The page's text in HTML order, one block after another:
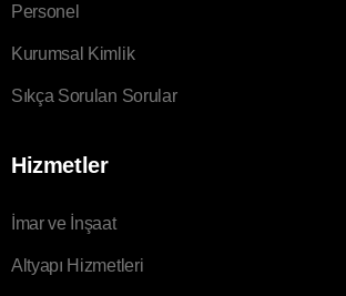
Personel
Kurumsal Kimlik
Sıkça Sorulan Sorular
Hizmetler
İmar ve İnşaat
Altyapı Hizmetleri